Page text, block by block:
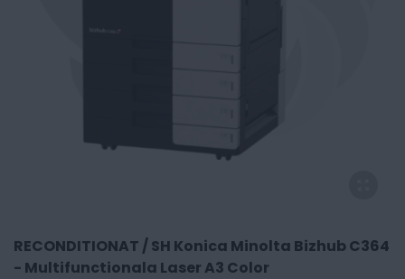
RECONDITIONAT / SH Konica Minolta Bizhub C364
- Multifunctionala Laser A3 Color